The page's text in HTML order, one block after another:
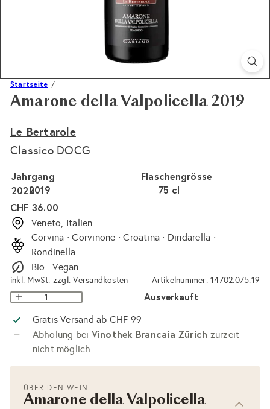
Startseite
Amarone della Valpolicella 2019
Le Bertarole
Classico DOCG
Flaschengrösse
75 cl
Jahrgang
2019Variante ausverkauft oder nicht verfügbar
2020
Normaler
Preis
CHF 36.00
Veneto, Italien
Corvina · Corvinone · Croatina · Dindarella ·
Rondinella
Bio · Vegan
inkl. MwSt. zzgl.Versandkosten Artikelnummer: 14702.075.19
Ausverkauft
Gratis Versand ab CHF 99
Abholung bei Vinothek Brancaia Zürich zurzeit
nicht möglich
ÜBER DEN WEIN
Amarone della Valpolicella